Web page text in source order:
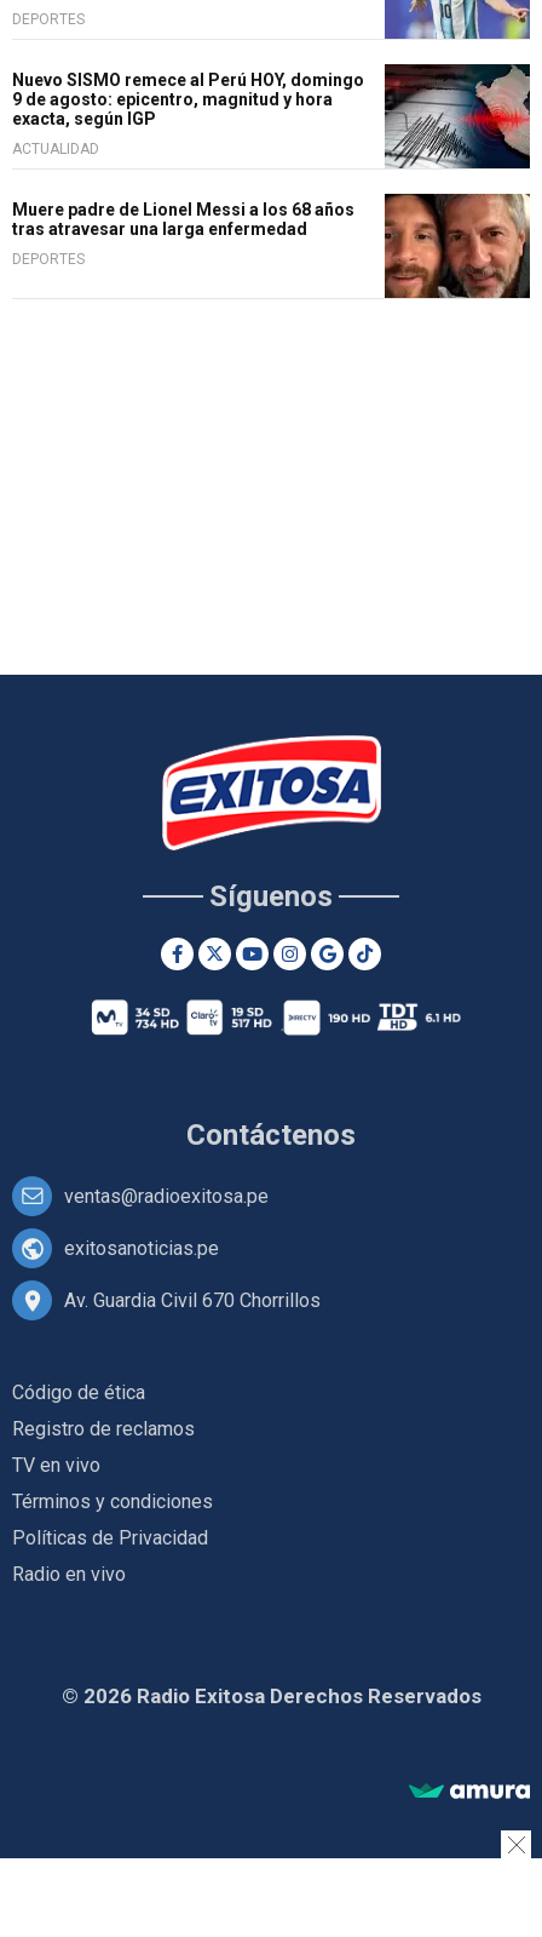
DEPORTES
Nuevo SISMO remece al Perú HOY, domingo
9 de agosto: epicentro, magnitud y hora
exacta, según IGP
ACTUALIDAD
Muere padre de Lionel Messi a los 68 años
tras atravesar una larga enfermedad
DEPORTES
Contáctenos
ventas@radioexitosa.pe
exitosanoticias.pe
Av. Guardia Civil 670 Chorrillos
Síguenos
Código de ética
Registro de reclamos
TV en vivo
Términos y condiciones
Políticas de Privacidad
Radio en vivo
© 2026 Radio Exitosa Derechos Reservados